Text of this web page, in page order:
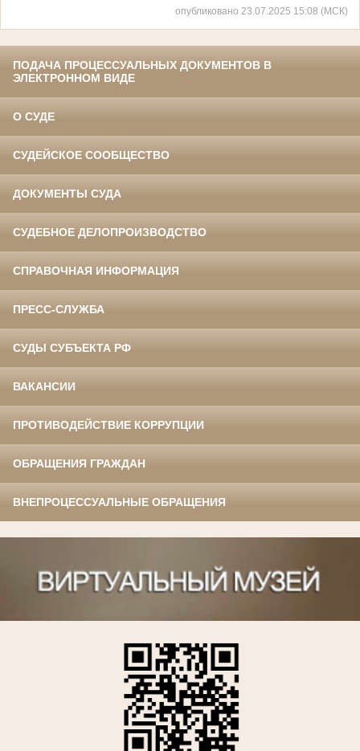
опубликовано 23.07.2025 15:08 (МСК)
ПОДАЧА ПРОЦЕССУАЛЬНЫХ ДОКУМЕНТОВ В
ЭЛЕКТРОННОМ ВИДЕ
О СУДЕ
СУДЕЙСКОЕ СООБЩЕСТВО
ДОКУМЕНТЫ СУДА
СУДЕБНОЕ ДЕЛОПРОИЗВОДСТВО
СПРАВОЧНАЯ ИНФОРМАЦИЯ
ПРЕСС-СЛУЖБА
СУДЫ СУБЪЕКТА РФ
ВАКАНСИИ
ПРОТИВОДЕЙСТВИЕ КОРРУПЦИИ
ОБРАЩЕНИЯ ГРАЖДАН
ВНЕПРОЦЕССУАЛЬНЫЕ ОБРАЩЕНИЯ